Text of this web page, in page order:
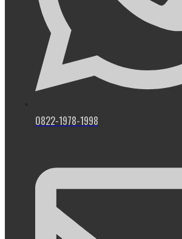
0822-1978-1998